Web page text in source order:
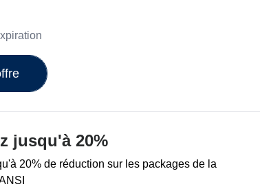
jusqu'à 20%
20% de réduction sur les packages de la